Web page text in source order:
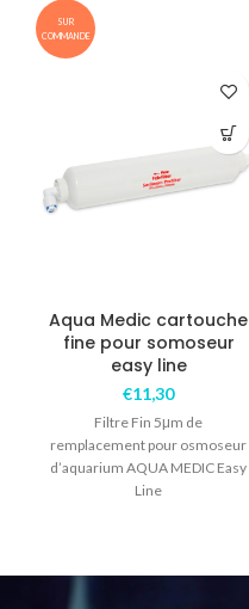
SUR
COMMANDE
Aqua Medic cartouche
fine pour somoseur
easy line
€11,30
Filtre Fin 5μm de
remplacement pour osmoseur
d’aquarium AQUA MEDIC Easy
Line